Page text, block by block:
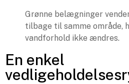
Grønne belægninger
tilbage til samme område,
vandforhold ikke ændres.
En enkel